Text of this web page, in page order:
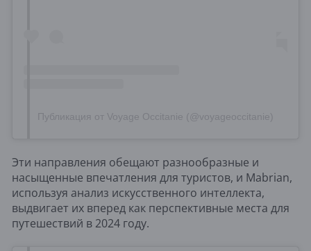
Публикация от Voyage Occitanie (@voyageoccitanie)
Эти направления обещают разнообразные и
насыщенные впечатления для туристов, и Mabrian,
используя анализ искусственного интеллекта,
выдвигает их вперед как перспективные места для
путешествий в 2024 году.